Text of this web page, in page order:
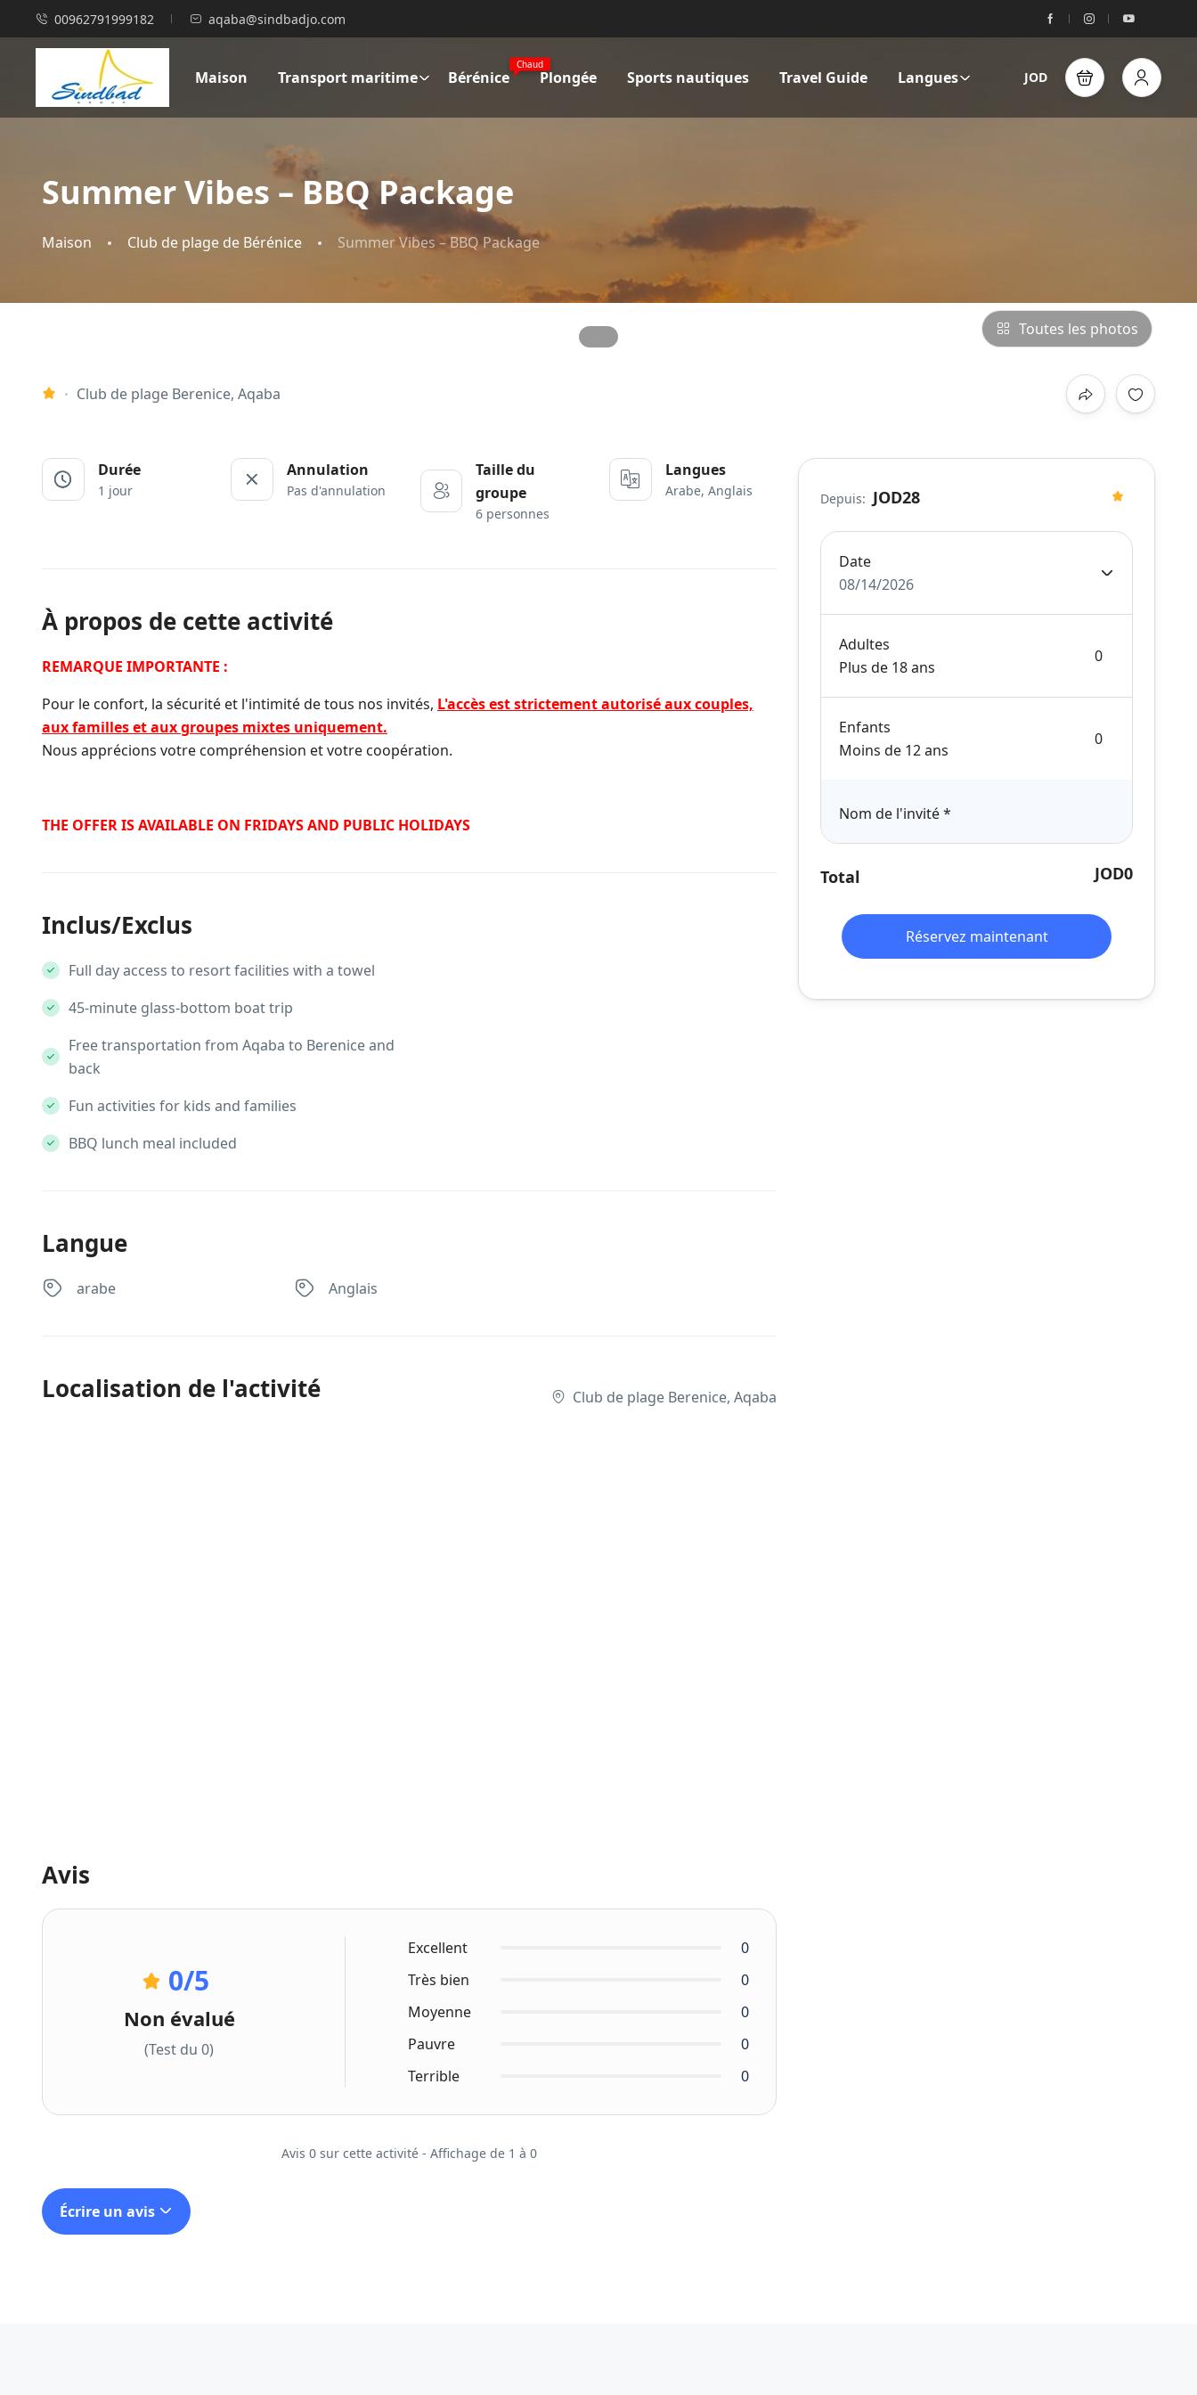
00962791999182 aqaba@sindbadjo.com
Maison Transport maritime Bérénice
Chaud
Plongée Sports nautiques Travel Guide Langues JOD
Summer Vibes – BBQ Package
Maison Club de plage de Bérénice Summer Vibes – BBQ Package
Toutes les photos
Club de plage Berenice, Aqaba
Durée
1 jour
Annulation
Pas d'annulation
Taille du
groupe
6 personnes
Langues
Arabe, Anglais
À propos de cette activité
REMARQUE IMPORTANTE :
Pour le confort, la sécurité et l'intimité de tous nos invités, L'accès est strictement autorisé aux couples,
aux familles et aux groupes mixtes uniquement.
Nous apprécions votre compréhension et votre coopération.
THE OFFER IS AVAILABLE ON FRIDAYS AND PUBLIC HOLIDAYS
Inclus/Exclus
Full day access to resort facilities with a towel
45-minute glass-bottom boat trip
Free transportation from Aqaba to Berenice and
back
Fun activities for kids and families
BBQ lunch meal included
Langue
arabe Anglais
Localisation de l'activité Club de plage Berenice, Aqaba
Avis
0/5
Non évalué
(Test du 0)
Excellent
0
Très bien
0
Moyenne
0
Pauvre
0
Terrible
0
Avis 0 sur cette activité - Affichage de 1 à 0
Écrire un avis
Depuis: JOD28
Date
08/14/2026
Adultes
Plus de 18 ans
Enfants
Moins de 12 ans
Nom de l'invité*
Total JOD0
Réservez maintenant